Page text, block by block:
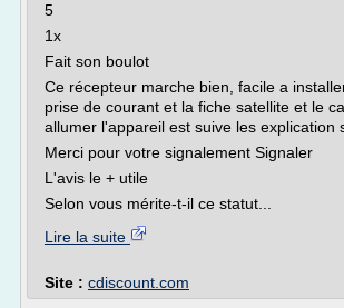
5
1x
Fait son boulot
Ce récepteur marche bien, facile a
prise de courant et la fiche satellite et le
allumer l'appareil est suive les explication
Merci pour votre signalement Signaler
L'avis le + utile
Selon vous mérite-t-il ce statut...
Lire la suite
Site : cdiscount.com